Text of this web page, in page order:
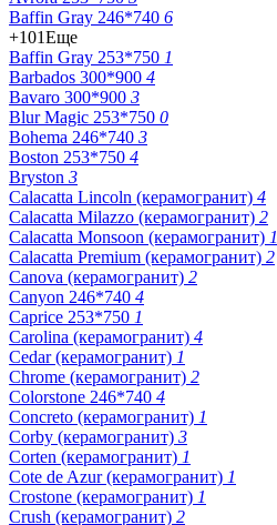
Baffin Gray 246*740 6
+101Еще
Baffin Gray 253*750 1
Barbados 300*900 4
Bavaro 300*900 3
Blur Magic 253*750 0
Bohema 246*740 3
Boston 253*750 4
Bryston 3
Calacatta Lincoln (керамогранит) 4
Calacatta Milazzo (керамогранит) 2
Calacatta Monsoon (керамогранит) 1
Calacatta Premium (керамогранит) 2
Canova (керамогранит) 2
Canyon 246*740 4
Caprice 253*750 1
Carolina (керамогранит) 4
Cedar (керамогранит) 1
Chrome (керамогранит) 2
Colorstone 246*740 4
Concreto (керамогранит) 1
Corby (керамогранит) 3
Corten (керамогранит) 1
Cote de Azur (керамогранит) 1
Crostone (керамогранит) 1
Crush (керамогранит) 2